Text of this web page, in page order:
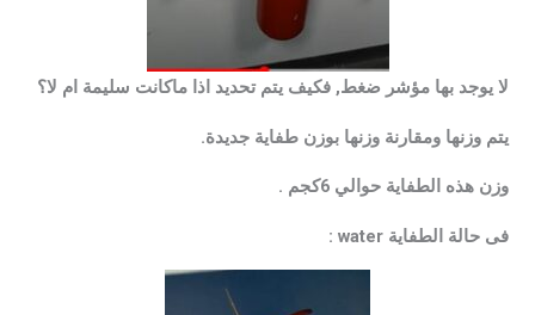
لا يوجد بها مؤشر ضغط, فكيف يتم تحديد اذا ماكانت سليمة ام لا؟
يتم وزنها ومقارنة وزنها بوزن طفاية جديدة.
وزن هذه الطفاية حوالي 6كجم .
فى حالة الطفاية water :